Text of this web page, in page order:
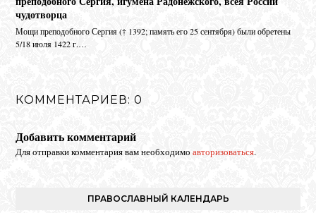
чудотворца
Мо­щи пре­по­доб­но­го Сер­гия († 1392; па­мять его 25 сен­тяб­ря) бы­ли об­ре­те­ны
5/18 июля 1422 г.…
КОММЕНТАРИЕВ: 0
Добавить комментарий
Для отправки комментария вам необходимоавторизоваться.
ПРАВОСЛАВНЫЙ КАЛЕНДАРЬ